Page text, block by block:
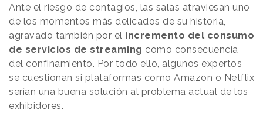
Ante el riesgo de contagios, las salas atraviesan uno
de los momentos más delicados de su historia,
agravado también por el incremento del consumo
de servicios de streaming como consecuencia
del confinamiento. Por todo ello, algunos expertos
se cuestionan si plataformas como Amazon o Netflix
serían una buena solución al problema actual de los
exhibidores.